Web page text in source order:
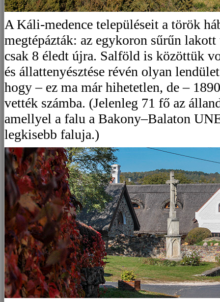
A Káli-medence településeit a török
megtépázták: az egykoron sűrűn
csak 8 éledt újra. Salföld is közöttük
és állattenyésztése révén olyan
hogy – ez ma már hihetetlen, de –
vették számba. (Jelenleg 71 fő az
amellyel a falu a Bakony–Balaton
legkisebb faluja.)